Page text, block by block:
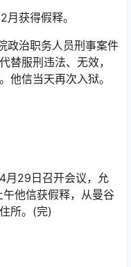
获得假释。
治职务人员刑事案件
替服刑违法、无效，
他信当天再次入狱。
29日召开会议，允
午他信获假释，从曼谷
所。(完)